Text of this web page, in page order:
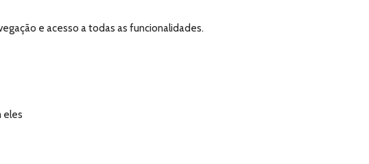
e acesso a todas as funcionalidades.
eles